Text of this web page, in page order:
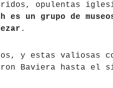
opulentas
es un grupo de
.
y estas valiosas
Baviera hasta el